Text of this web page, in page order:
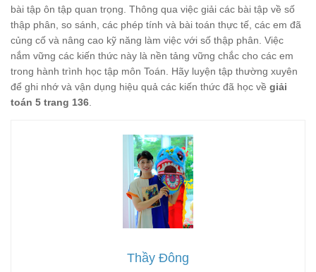
bài tập ôn tập quan trọng. Thông qua việc giải các bài tập về số
thập phân, so sánh, các phép tính và bài toán thực tế, các em đã
củng cố và nâng cao kỹ năng làm việc với số thập phân. Việc
nắm vững các kiến thức này là nền tảng vững chắc cho các em
trong hành trình học tập môn Toán. Hãy luyện tập thường xuyên
để ghi nhớ và vận dụng hiệu quả các kiến thức đã học về giải
toán 5 trang 136
Thầy Đông